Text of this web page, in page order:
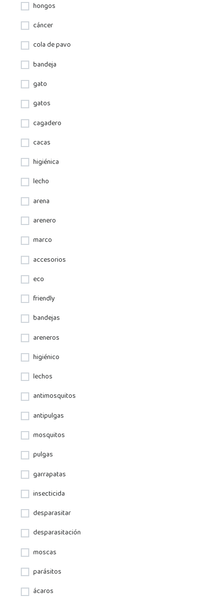
hongos
cáncer
cola de pavo
bandeja
gato
gatos
cagadero
cacas
higiénica
lecho
arena
arenero
marco
accesorios
eco
friendly
bandejas
areneros
higiénico
lechos
antimosquitos
antipulgas
mosquitos
pulgas
garrapatas
insecticida
desparasitar
desparasitación
moscas
parásitos
ácaros